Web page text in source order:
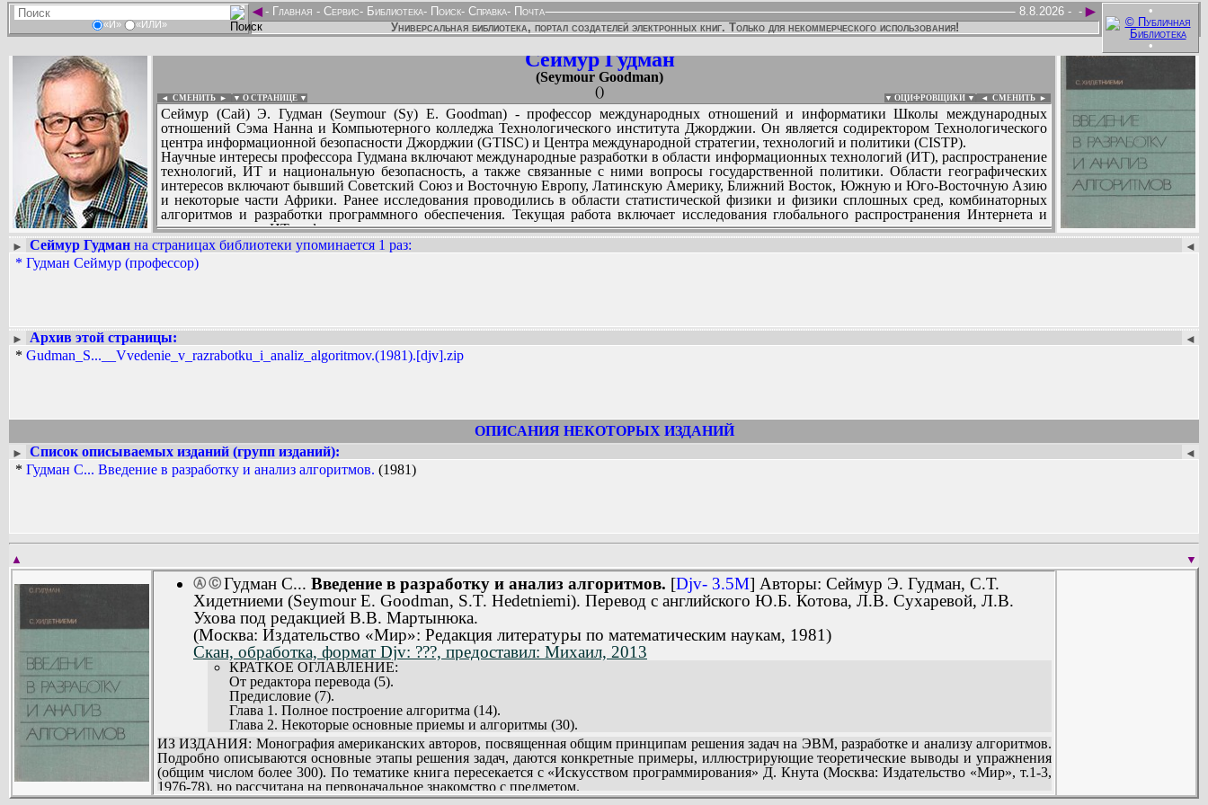
«И» «ИЛИ»
•
•
◄ ►
- Главная - Сервис- Библиотека- Поиск- Справка- Почта -
8.8.2026 -
Универсальная библиотека, портал создателей электронных книг. Только для некоммерческого использования!
Сеймур Гудман
(Seymour Goodman)
()
◄ СМЕНИТЬ ► ▼ О СТРАНИЦЕ ▼ ▼ ОЦИФРОВЩИКИ ▼ ◄ СМЕНИТЬ ►
Сеймур (Сай) Э. Гудман (Seymour (Sy) E. Goodman) - профессор международных отношений и информатики Школы международных
отношений Сэма Нанна и Компьютерного колледжа Технологического института Джорджии. Он является содиректором Технологического
центра информационной безопасности Джорджии (GTISC) и Центра международной стратегии, технологий и политики (CISTP).
Научные интересы профессора Гудмана включают международные разработки в области информационных технологий (ИТ), распространение
технологий, ИТ и национальную безопасность, а также связанные с ними вопросы государственной политики. Области географических
интересов включают бывший Советский Союз и Восточную Европу, Латинскую Америку, Ближний Восток, Южную и Юго-Восточную Азию
и некоторые части Африки. Ранее исследования проводились в области статистической физики и физики сплошных сред, комбинаторных
алгоритмов и разработки программного обеспечения. Текущая работа включает исследования глобального распространения Интернета и
защиты крупных ИТ-инфраструктур.
Непосредственно перед приходом в Технологический институт Джорджии он был директором Консорциума исследований информационной
безопасности и политики (CRISP) в Центре международной безопасности и сотрудничества с назначением на кафедру инженерно-
экономических систем и исследований операций Стэнфордского университета.; профессор МИС и член Центра ближневосточных
Профессор Гудман является ответственным редактором журнала «Международные перспективы коммуникаций ACM» и работал во многих
правительственных, академических, профессиональных обществах, а также отраслевых консультативных и исследовательских группах. Его
исследовательская деятельность привела его на все семь континентов и в более чем 80 стран, включая дачи показаний перед
:
Вадим Ершов...
Михаил...
► ◄
Сеймур Гудман на страницах библиотеки упоминается 1 раз:
* Гудман Сеймур (профессор)
► ◄
Архив этой страницы:
* Gudman_S...__Vvedenie_v_razrabotku_i_analiz_algoritmov.(1981).[djv].zip
ОПИСАНИЯ НЕКОТОРЫХ ИЗДАНИЙ
► ◄
Список описываемых изданий (групп изданий):
* Гудман С... Введение в разработку и анализ алгоритмов. (1981)
▼
▲
Ⓐ Ⓒ Гудман С... Введение в разработку и анализ алгоритмов. [Djv- 3.5M] Авторы: Сеймур Э. Гудман, С.Т.
Хидетниеми (Seymour E. Goodman, S.T. Hedetniemi). Перевод с английского Ю.Б. Котова, Л.В. Сухаревой, Л.В.
Ухова под редакцией В.В. Мартынюка.
(Москва: Издательство «Мир»: Редакция литературы по математическим наукам, 1981)
Скан, обработка, формат Djv: ???, предоставил: Михаил, 2013
КРАТКОЕ ОГЛАВЛЕНИЕ:
От редактора перевода (5).
Предисловие (7).
Глава 1. Полное построение алгоритма (14).
Глава 2. Некоторые основные приемы и алгоритмы (30).
Глава 3. Методы разработки алгоритмов (106).
Глава 4. Полный пример (181).
Глава 5. Алгоритмы машинной математики (222).
Глава 6. Математические алгоритмы (297).
Глава 7. Дополнительные замечания и ссылки (338).
ИЗ ИЗДАНИЯ: Монография американских авторов, посвященная общим принципам решения задач на ЭВМ, разработке и анализу алгоритмов.
Подробно описываются основные этапы решения задач, даются конкретные примеры, иллюстрирующие теоретические выводы и упражнения
(общим числом более 300). По тематике книга пересекается с «Искусством программирования» Д. Кнута (Москва: Издательство «Мир», т.1-3,
1976-78), но рассчитана на первоначальное знакомство с предметом.
Для пользователей ЭВМ и студентов, изучающих программирование.